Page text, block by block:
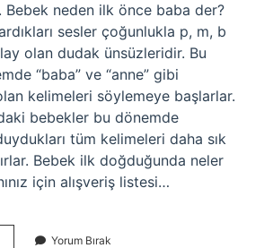
Bebek neden ilk önce baba der?
sesler çoğunlukla p, m, b
olan dudak ünsüzleridir. Bu
“baba” ve “anne” gibi
kelimeleri söylemeye başlarlar.
bebekler bu dönemde
tüm kelimeleri daha sık
Bebek ilk doğduğunda neler
için alışveriş listesi…
Yorum Bırak